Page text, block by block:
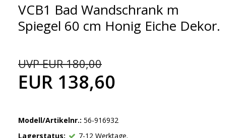
VCB1 Bad Wandschrank m
Spiegel 60 cm Honig Eiche Dekor.
EUR 138,60
UVP EUR 180,00
Modell/Artikelnr.: 56-916932
Lagerstatus:
7-12 Werktage.